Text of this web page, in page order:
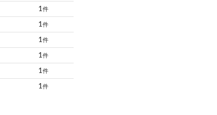
1件
1件
1件
1件
1件
1件